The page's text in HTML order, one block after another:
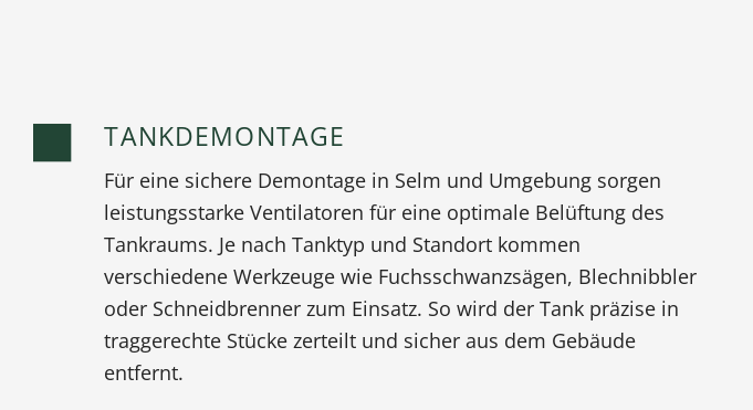
TANKDEMONTAGE
Für eine sichere Demontage in Selm und Umgebung sorgen
leistungsstarke Ventilatoren für eine optimale Belüftung des
Tankraums. Je nach Tanktyp und Standort kommen
verschiedene Werkzeuge wie Fuchsschwanzsägen, Blechnibbler
oder Schneidbrenner zum Einsatz. So wird der Tank präzise in
traggerechte Stücke zerteilt und sicher aus dem Gebäude
entfernt.